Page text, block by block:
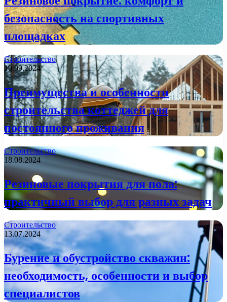
безопасность на спортивных
площадках
Строительство
10.09.2024
Преимущества и особенности
строительства коттеджей для
постоянного проживания
Строительство
18.08.2024
Резиновые покрытия для пола:
практичный выбор для разных задач
Строительство
13.07.2024
Бурение и обустройство скважин:
необходимость, особенности и выбор
специалистов